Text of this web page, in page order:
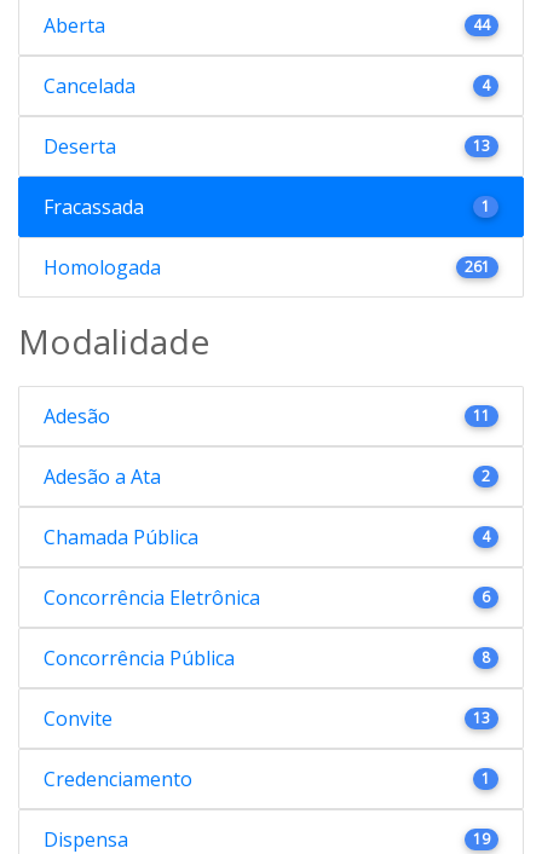
Aberta 44
Cancelada 4
Deserta 13
Fracassada 1
Homologada 261
Modalidade
Adesão 11
Adesão a Ata 2
Chamada Pública 4
Concorrência Eletrônica 6
Concorrência Pública 8
Convite 13
Credenciamento 1
Dispensa 19